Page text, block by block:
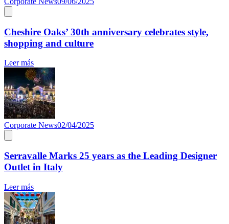
Cheshire Oaks’ 30th anniversary celebrates style,
shopping and culture
Leer más
Corporate News02/04/2025
Serravalle Marks 25 years as the Leading Designer
Outlet in Italy
Leer más